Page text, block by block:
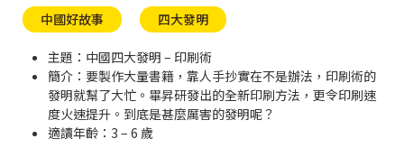
中國好故事
四大發明
主題：中國四大發明 – 印刷術
簡介：要製作大量書籍，靠人手抄實在不是辦法，印刷術的
發明就幫了大忙。畢昇研發出的全新印刷方法，更令印刷速
度火速提升。到底是甚麼厲害的發明呢？
適讀年齡：3 – 6 歲